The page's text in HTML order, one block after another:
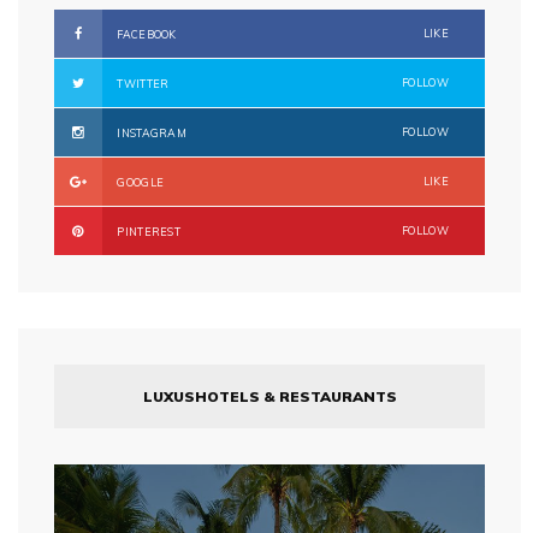
FACEBOOK LIKE
TWITTER FOLLOW
INSTAGRAM FOLLOW
GOOGLE LIKE
PINTEREST FOLLOW
LUXUSHOTELS & RESTAURANTS